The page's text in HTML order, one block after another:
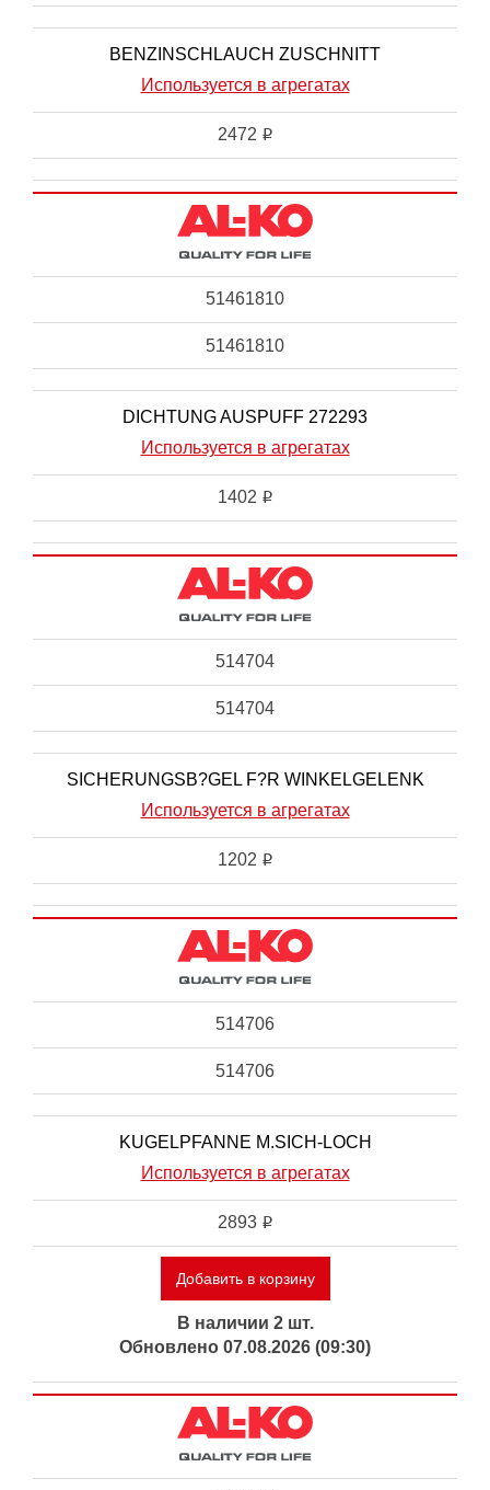
BENZINSCHLAUCH ZUSCHNITT
Используется в агрегатах
2472 i
51461810
51461810
DICHTUNG AUSPUFF 272293
Используется в агрегатах
1402 i
514704
514704
SICHERUNGSB?GEL F?R WINKELGELENK
Используется в агрегатах
1202 i
514706
514706
KUGELPFANNE M.SICH-LOCH
Используется в агрегатах
2893 i
Добавить в корзину
В наличии 2 шт.
Обновлено 07.08.2026 (09:30)